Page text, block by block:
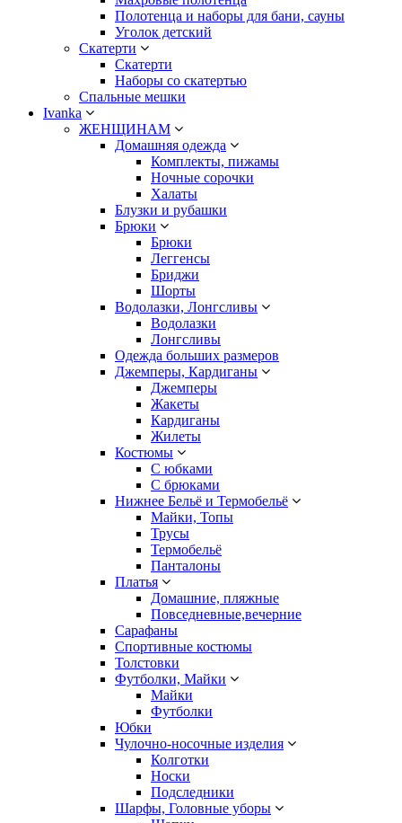
Полотенца и наборы для бани, сауны
Уголок детский
Скатерти
Скатерти
Наборы со скатертью
Спальные мешки
Ivanka
ЖЕНЩИНАМ
Домашняя одежда
Комплекты, пижамы
Ночные сорочки
Халаты
Блузки и рубашки
Брюки
Брюки
Леггенсы
Бриджи
Шорты
Водолазки, Лонгсливы
Водолазки
Лонгсливы
Одежда больших размеров
Джемперы, Кардиганы
Джемперы
Жакеты
Кардиганы
Жилеты
Костюмы
С юбками
С брюками
Нижнее Бельё и Термобельё
Майки, Топы
Трусы
Термобельё
Панталоны
Платья
Домашние, пляжные
Повседневные,вечерние
Сарафаны
Спортивные костюмы
Толстовки
Футболки, Майки
Майки
Футболки
Юбки
Чулочно-носочные изделия
Колготки
Носки
Подследники
Шарфы, Головные уборы